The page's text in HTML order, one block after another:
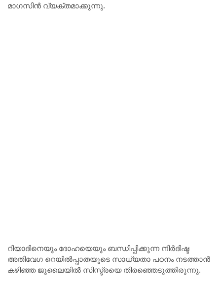
മാഗസിൻ വ്യക്തമാക്കുന്നു.
റിയാദിനെയും ദോഹയെയും ബന്ധിപ്പിക്കുന്ന നിർദിഷ്ട
അതിവേഗ റെയിൽപ്പാതയുടെ സാധ്യതാ പഠനം നടത്താൻ
കഴിഞ്ഞ ജൂലൈയിൽ സിസ്ട്രയെ തിരഞ്ഞെടുത്തിരുന്നു.